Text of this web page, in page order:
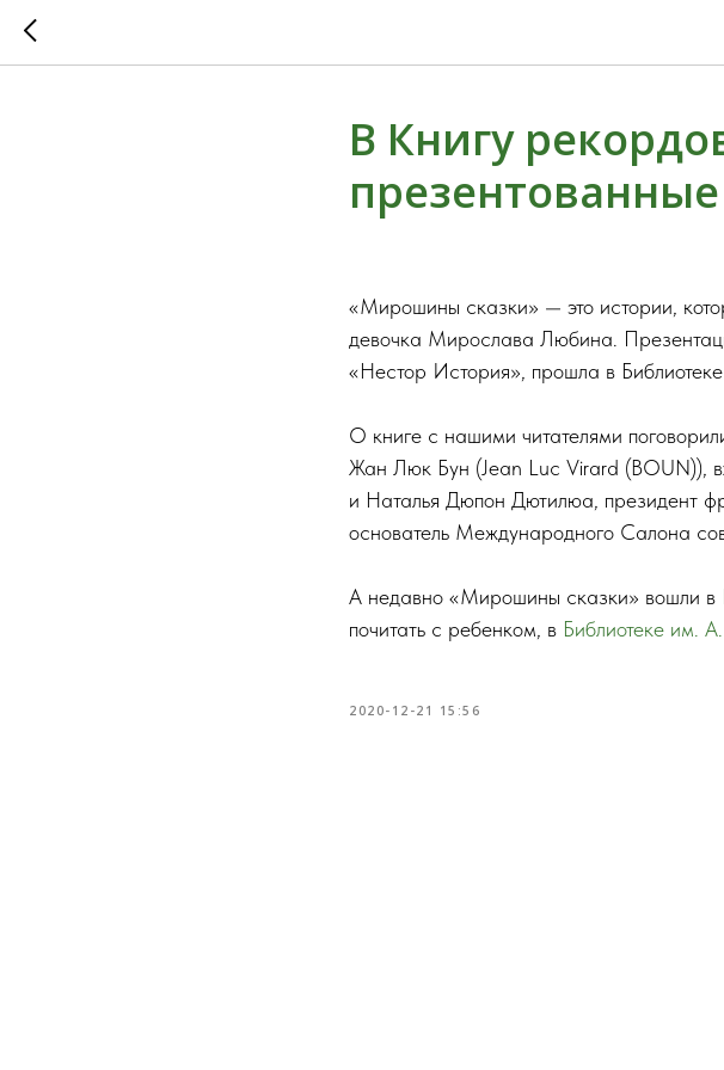
В Книгу
«Мирошины сказки» — это истории,
девочка Мирослава Любина.
«Нестор История», прошла в
О книге с нашими читателями
Жан Люк Бун (Jean Luc Virard (BOUN)),
и Наталья Дюпон Дютилюа, президент
основатель Международного Салона
А недавно «Мирошины сказки» вошли в
почитать с ребенком, в Библиотеке им.
2020-12-21 15:56